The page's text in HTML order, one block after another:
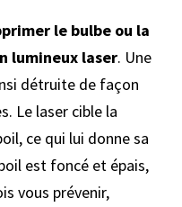
le bulbe ou la
lumineux laser. Une
détruite de façon
Le laser cible la
ce qui lui donne sa
est foncé et épais,
vous prévenir,